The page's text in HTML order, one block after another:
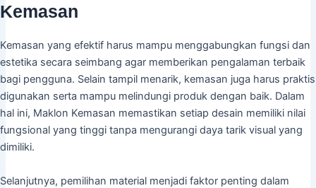
Kemasan
Kemasan yang efektif harus mampu menggabungkan fungsi dan
estetika secara seimbang agar memberikan pengalaman terbaik
bagi pengguna. Selain tampil menarik, kemasan juga harus praktis
digunakan serta mampu melindungi produk dengan baik. Dalam
hal ini, Maklon Kemasan memastikan setiap desain memiliki nilai
fungsional yang tinggi tanpa mengurangi daya tarik visual yang
dimiliki.
Selanjutnya, pemilihan material menjadi faktor penting dalam